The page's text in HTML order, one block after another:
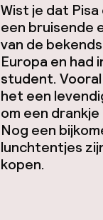
Wist je dat
een bruisende
van de
Europa en had
student. Vooral
het een
om een
Nog een
lunchtentjes
kopen.